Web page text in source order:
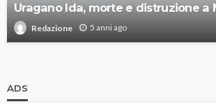
Uragano Ida, morte e distruzione a
Redazione 5 anni ago
ADS